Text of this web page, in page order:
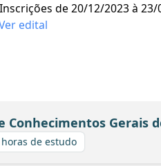
Inscrições de 20/12/2023 à 23/
edital
Gerais
de estudo